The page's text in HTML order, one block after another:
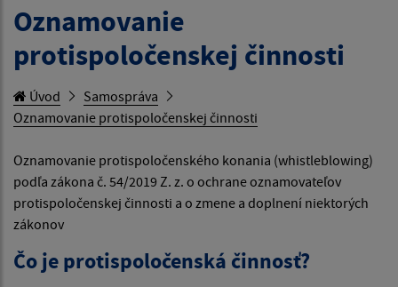
Oznamovanie
protispoločenskej činnosti
Úvod
Samospráva
Oznamovanie protispoločenskej činnosti
Oznamovanie protispoločenského konania (whistleblowing)
podľa zákona č. 54/2019 Z. z. o ochrane oznamovateľov
protispoločenskej činnosti a o zmene a doplnení niektorých
zákonov
Čo je protispoločenská činnosť?